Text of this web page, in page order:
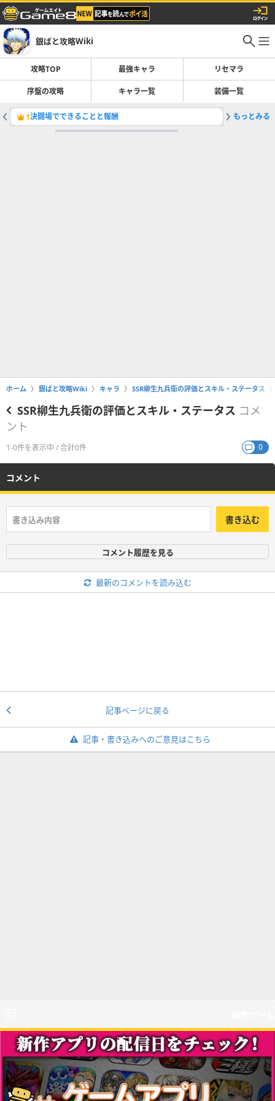
銀ばと攻略Wiki
攻略TOP 最強キャラ リセマラ
序盤の攻略 キャラ一覧 装備一覧
1決闘場でできることと報酬 2最強キ
もっとみる
ホーム 銀ばと攻略Wiki キャラ SSR柳生九兵衛の評価とスキル・ステータス
SSR柳生九兵衛の評価とスキル・ステータス コメ
ント
1-0件を表示中 / 合計0件 0
コメント
書き込む
コメント履歴を見る
最新のコメントを読み込む
記事ページに戻る
記事・書き込みへのご意見はこちら